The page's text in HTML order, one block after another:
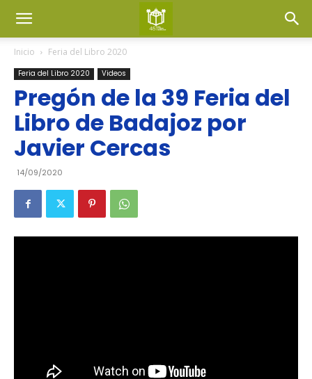
Inicio Feria del Libro 2020
Feria del Libro 2020 Videos
Pregón de la 39 Feria del
Libro de Badajoz por
Javier Cercas
14/09/2020